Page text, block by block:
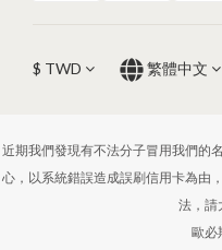
$ TWD 繁體中文
近期我們發現有不法分子冒用我們的
心，以系統錯誤造成誤刷信用卡為由
法，請
歐必